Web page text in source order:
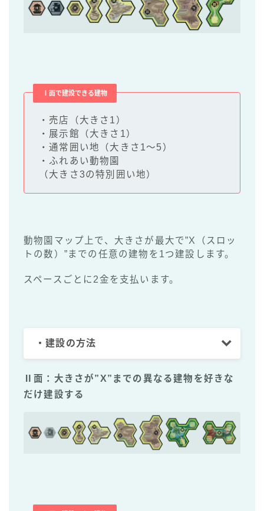
Ⅰ面で建設できる建物
・売店（大きさ1）
・展示館（大きさ1）
・通常囲い地（大きさ1～5）
・ふれあい動物園
（大きさ3の特別囲い地）
動物園マップ上で、大きさが最大で”X（スロッ
トの数）”までの任意の建物を1つ建設します。
スペースごとに2金を支払います。
・建設の方法
Ⅱ面：大きさが”X”までの異なる建物を好きな
だけ建設する